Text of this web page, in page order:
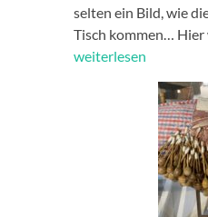
selten ein Bild, wie
Tisch kommen…
weiterlesen